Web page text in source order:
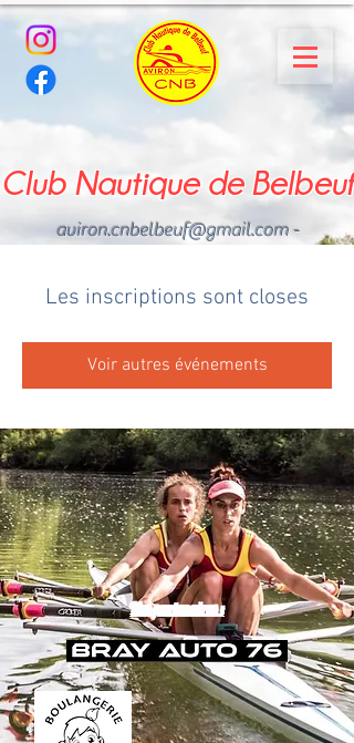
Club Nautique de Belbeuf
aviron.cnbelbeuf@gmail.com-
Les inscriptions sont closes
Voir autres événements
Nos partenaires :